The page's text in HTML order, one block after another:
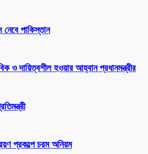
পাকিস্তান
ও দায়িত্বশীল হওয়ার আহ্বান প্রধানমন্ত্রীর
প্রকল্পে চরম অনিয়ম